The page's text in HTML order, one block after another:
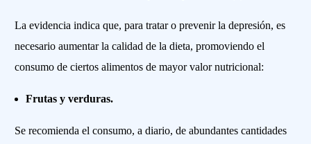
La evidencia indica que, para tratar o prevenir la depresión, es
necesario aumentar la calidad de la dieta, promoviendo el
consumo de ciertos alimentos de mayor valor nutricional:
Frutas y verduras.
Se recomienda el consumo, a diario, de abundantes cantidades